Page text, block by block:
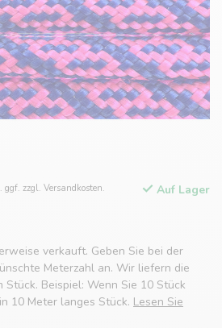
ggf. zzgl. Versandkosten.
Auf Lager
verkauft. Geben Sie bei der
Meterzahl an. Wir liefern die
Beispiel: Wenn Sie 10 Stück
10 Meter langes Stück. Lesen Sie